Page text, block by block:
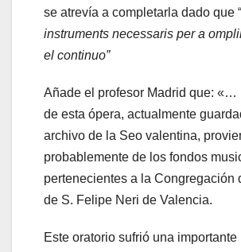
se atrevía a completarla dado que “
instruments necessaris per a
el continuo”
Añade el profesor Madrid que: «…
de esta ópera, actualmente
archivo de la Seo valentina,
probablemente de los fondos
pertenecientes a la Congregación
de S. Felipe Neri de Valencia.
Este oratorio sufrió una importante